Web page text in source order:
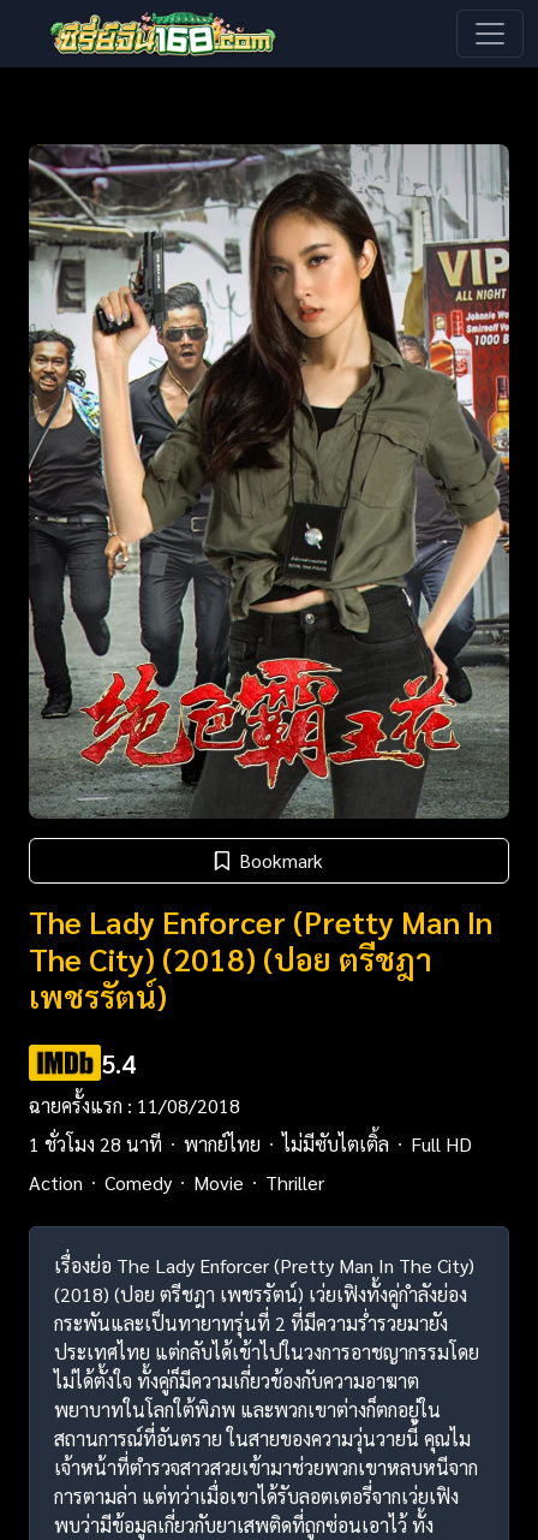
Bookmark
The Lady Enforcer (Pretty Man In
The City) (2018) (ปอย ตรีชฎา
เพชรรัตน์)
5.4
ฉายครั้งแรก : 11/08/2018
1 ชั่วโมง 28 นาที
พากย์ไทย ไม่มีซับไตเติ้ล
Full HD
Action
Comedy Movie Thriller
เรื่องย่อ The Lady Enforcer (Pretty Man In The City)
(2018) (ปอย ตรีชฎา เพชรรัตน์) เว่ยเฟิงทั้งคู่กำลังย่อง
กระพันและเป็นทายาทรุ่นที่ 2 ที่มีความร่ำรวยมายัง
ประเทศไทย แต่กลับได้เข้าไปในวงการอาชญากรรมโดย
ไม่ได้ตั้งใจ ทั้งคู่ก็มีความเกี่ยวข้องกับความอาฆาต
พยาบาทในโลกใต้พิภพ และพวกเขาต่างก็ตกอยู่ใน
สถานการณ์ที่อันตราย ในสายของความวุ่นวายนี้ คุณไม
เจ้าหน้าที่ตำรวจสาวสวยเข้ามาช่วยพวกเขาหลบหนีจาก
การตามล่า แต่ทว่าเมื่อเขาได้รับลอตเตอรี่จากเว่ยเฟิง
พบว่ามีข้อมูลเกี่ยวกับยาเสพติดที่ถูกซ่อนเอาไว้ ทั้ง